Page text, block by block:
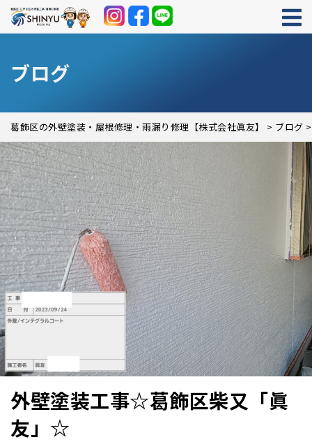
ブログ
葛飾区の外壁塗装・屋根修理・雨漏り修理【株式会社眞友】 > ブログ
外壁塗装工事☆葛飾区柴又「眞
友」☆